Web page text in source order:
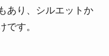
あり、シルエットか
です。